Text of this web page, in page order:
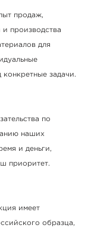
продаж,
и производства
для
задачи.
по
наших
и деньги,
приоритет.
имеет
образца,